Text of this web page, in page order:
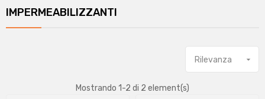
IMPERMEABILIZZANTI
Rilevanza 
Mostrando 1-2 di 2 element(s)